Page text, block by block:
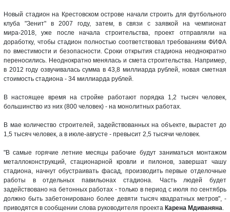
Новый стадион на Крестовском острове начали строить для футбольного
клуба "Зенит" в 2007 году, затем, в связи с заявкой на чемпионат
мира-2018, уже после начала строительства, проект отправляли на
доработку, чтобы стадион полностью соответствовал требованиям ФИФА
по вместимости и безопасности. Сроки открытия стадиона неоднократно
переносились. Неоднократно менялась и смета строительства. Например,
в 2012 году озвучивалась сумма в 43,8 миллиарда рублей, новая сметная
стоимость стадиона - 34 миллиарда рублей.
В настоящее время на стройке работают порядка 1,2 тысяч человек,
большинство из них (800 человек) - на монолитных работах.
В мае количество строителей, задействованных на объекте, вырастет до
1,5 тысяч человек, а в июле-августе - превысит 2,5 тысячи человек.
"В самые горячие летние месяцы рабочие будут заниматься монтажом
металлоконструкций, стационарной кровли и пилонов, завершат чашу
стадиона, начнут обустраивать фасад, производить первые отделочные
работы в отдельных павильонах стадиона. Часть людей будет
задействовано на бетонных работах - только в период с июля по сентябрь
должно быть забетонировано более девяти тысяч квадратных метров", -
приводятся в сообщении слова руководителя проекта Карена Мдиваняна.